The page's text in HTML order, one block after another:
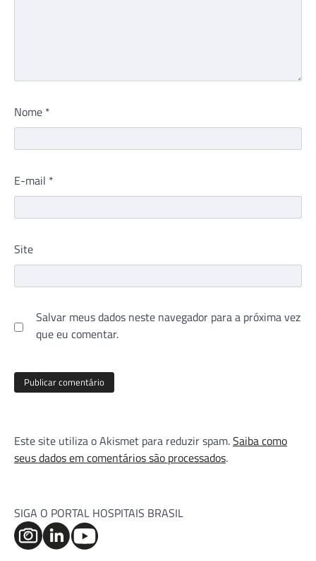
Nome *
E-mail *
Site
Salvar meus dados neste navegador para a próxima vez
que eu comentar.
Este site utiliza o Akismet para reduzir spam.Saiba como
seus dados em comentários são processados.
SIGA O PORTAL HOSPITAIS BRASIL